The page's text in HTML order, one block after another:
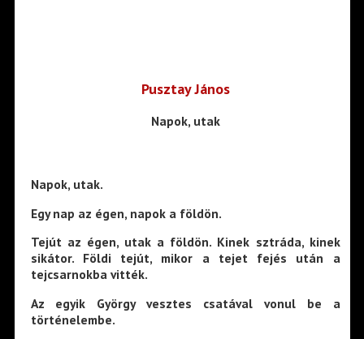
Pusztay János
Napok, utak
Napok, utak.
Egy nap az égen, napok a földön.
Tejút az égen, utak a földön. Kinek sztráda, kinek
sikátor. Földi tejút, mikor a tejet fejés után a
tejcsarnokba vitték.
Az egyik György vesztes csatával vonul be a
történelembe.